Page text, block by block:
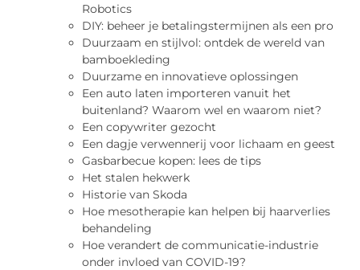
Robotics
DIY: beheer je betalingstermijnen als een pro
Duurzaam en stijlvol: ontdek de wereld van
bamboekleding
Duurzame en innovatieve oplossingen
Een auto laten importeren vanuit het
buitenland? Waarom wel en waarom niet?
Een copywriter gezocht
Een dagje verwennerij voor lichaam en geest
Gasbarbecue kopen: lees de tips
Het stalen hekwerk
Historie van Skoda
Hoe mesotherapie kan helpen bij haarverlies
behandeling
Hoe verandert de communicatie-industrie
onder invloed van COVID-19?